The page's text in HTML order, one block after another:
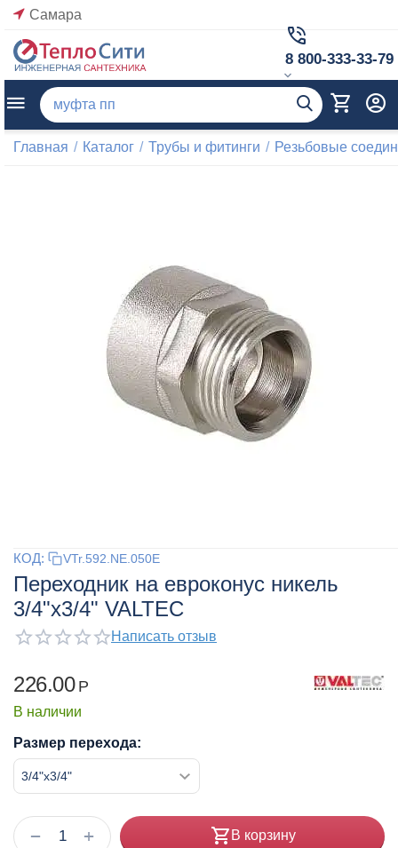
Самара
8 800-333-33-79
Главная / Каталог / Трубы и фитинги / Резьбовые
КОД: VTr.592.NE.050E
Переходник на евроконус никель
3/4"x3/4" VALTEC
Написать отзыв
226.00 Р
В наличии
Размер перехода:
+
− В корзину